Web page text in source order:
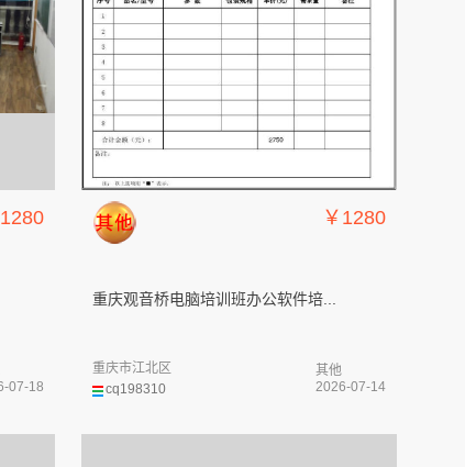
07-18
￥1280
重庆观音桥电脑培训班办公软件培...
cq198310
重庆市江北区
其他
2026-07-14